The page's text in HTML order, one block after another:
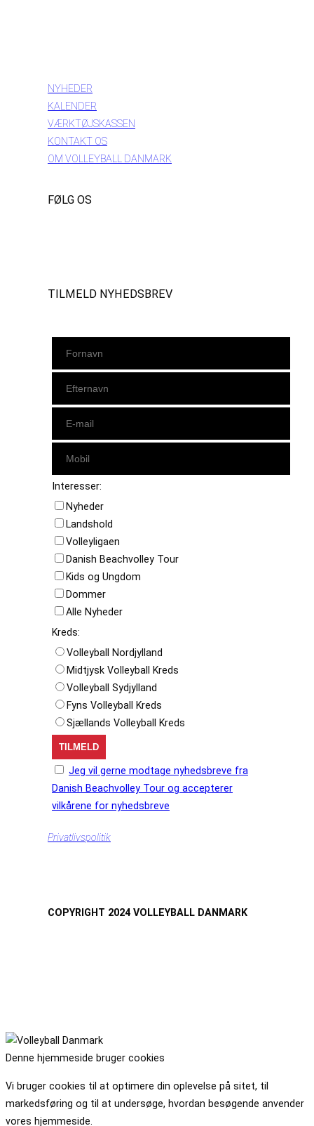
NYHEDER
KALENDER
VÆRKTØJSKASSEN
KONTAKT OS
OM VOLLEYBALL DANMARK
FØLG OS
TILMELD NYHEDSBREV
Interesser:
Nyheder
Landshold
Volleyligaen
Danish Beachvolley Tour
Kids og Ungdom
Dommer
Alle Nyheder
Kreds:
Volleyball Nordjylland
Midtjysk Volleyball Kreds
Volleyball Sydjylland
Fyns Volleyball Kreds
Sjællands Volleyball Kreds
Jeg vil gerne modtage nyhedsbreve fra
Danish Beachvolley Tour og accepterer
vilkårene for nyhedsbreve
Privatlivspolitik
COPYRIGHT 2024 VOLLEYBALL DANMARK
Denne hjemmeside bruger cookies
Vi bruger cookies til at optimere din oplevelse på sitet, til
markedsføring og til at undersøge, hvordan besøgende anvender
vores hjemmeside.